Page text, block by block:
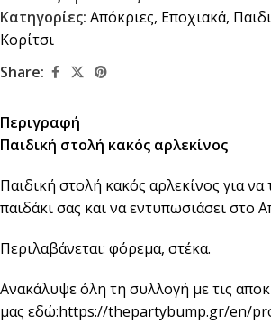
Κατηγορίες: Απόκριες, Εποχιακά,
Κορίτσι
Share:
Περιγραφή
Παιδική στολή κακός αρλεκίνος
Παιδική στολή κακός αρλεκίνος για να
παιδάκι σας και να εντυπωσιάσει στο
Περιλαβάνεται: φόρεμα, στέκα.
Ανακάλυψε όλη τη συλλογή με τις
μας εδώ:https://thepartybump.gr/en/